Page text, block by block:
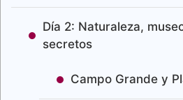
Día 2: Naturaleza,
secretos
Campo Grande y